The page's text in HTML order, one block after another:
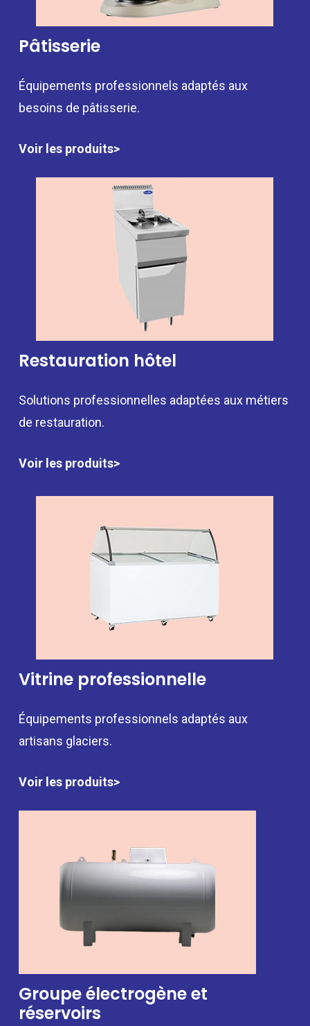
Pâtisserie
Équipements professionnels adaptés aux
besoins de pâtisserie.
Voir les produits>
Restauration hôtel
Solutions professionnelles adaptées aux métiers
de restauration.
Voir les produits>
Vitrine professionnelle
Équipements professionnels adaptés aux
artisans glaciers.
Voir les produits>
Groupe électrogène et
réservoirs